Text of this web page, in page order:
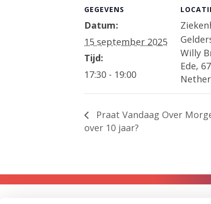
GEGEVENS
Datum:
15 september 2025
Tijd:
17:30 - 19:00
Willy
Ede,
Praat Vandaag Over
over 10 jaar?